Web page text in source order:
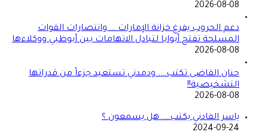
2026-08-08
دعم الحروب يفرغ خزانة الإمارات … وانتصارات القوات
المسلحة تفتح أبوابا لتبادل الاتهامات بين أبوظبي ووكلاءها
2026-08-08
حنان القاضى تكتب…. ودمدني تستعيد جزءاً من قدراتها
التشخيصية!!
2026-08-08
ياسر الفادني يكتب…. هل يسمعون ؟
2024-09-24